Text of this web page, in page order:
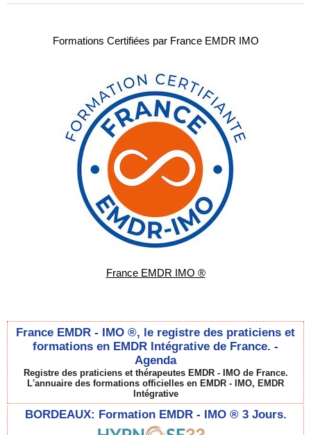
Formations Certifiées par France EMDR IMO
France EMDR IMO ®
France EMDR - IMO ®, le registre des praticiens et
formations en EMDR Intégrative de France. -
Agenda
Registre des praticiens et thérapeutes EMDR - IMO de France.
L'annuaire des formations officielles en EMDR - IMO, EMDR
Intégrative
BORDEAUX: Formation EMDR - IMO ® 3 Jours.